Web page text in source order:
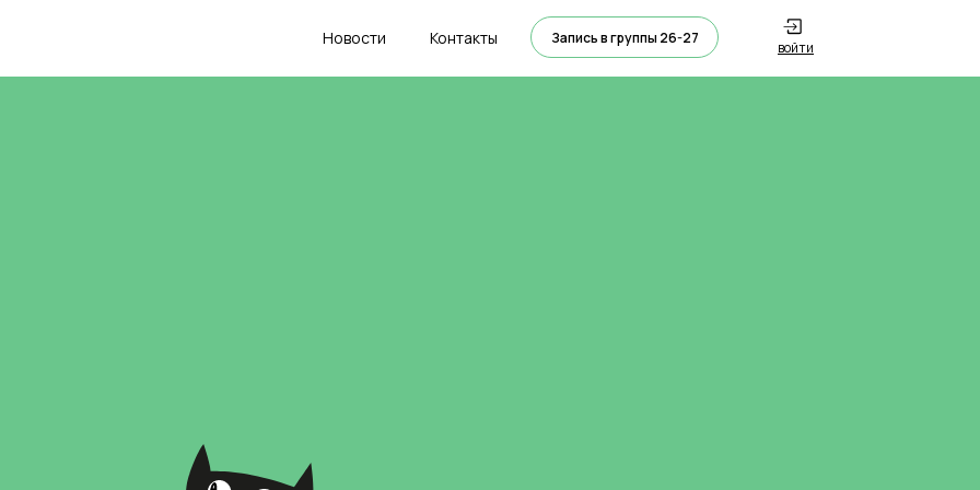
Запись в группы 26-27
Новости Контакты войти